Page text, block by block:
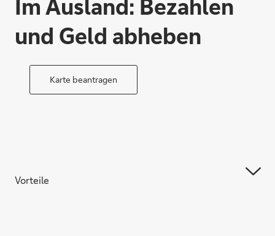
Im Ausland: Bezahlen
und Geld abheben
Karte beantragen
Vorteile